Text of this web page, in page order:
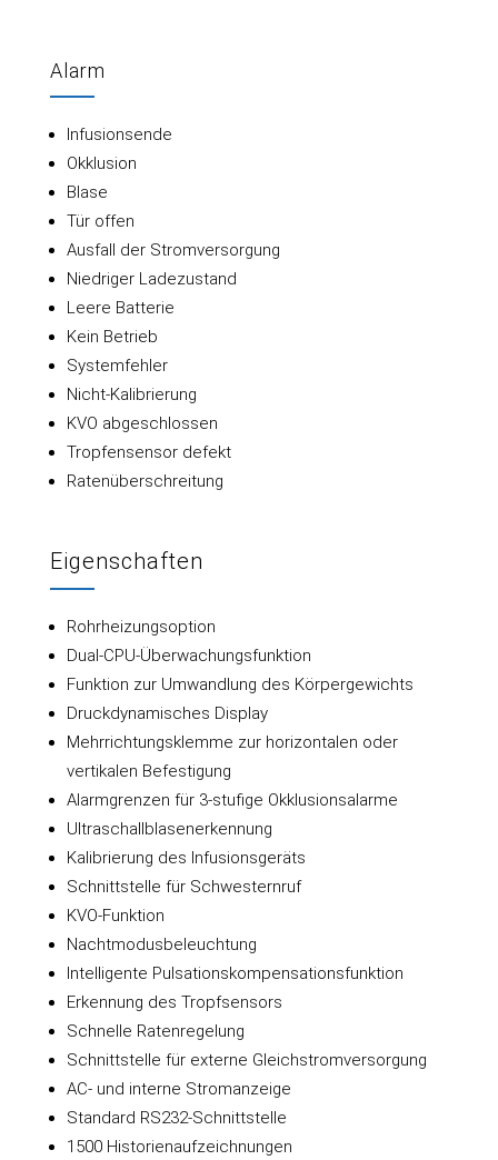
Alarm
Infusionsende
Okklusion
Blase
Tür offen
Ausfall der Stromversorgung
Niedriger Ladezustand
Leere Batterie
Kein Betrieb
Systemfehler
Nicht-Kalibrierung
KVO abgeschlossen
Tropfensensor defekt
Ratenüberschreitung
Eigenschaften
Rohrheizungsoption
Dual-CPU-Überwachungsfunktion
Funktion zur Umwandlung des Körpergewichts
Druckdynamisches Display
Mehrrichtungsklemme zur horizontalen oder
vertikalen Befestigung
Alarmgrenzen für 3-stufige Okklusionsalarme
Ultraschallblasenerkennung
Kalibrierung des Infusionsgeräts
Schnittstelle für Schwesternruf
KVO-Funktion
Nachtmodusbeleuchtung
Intelligente Pulsationskompensationsfunktion
Erkennung des Tropfsensors
Schnelle Ratenregelung
Schnittstelle für externe Gleichstromversorgung
AC- und interne Stromanzeige
Standard RS232-Schnittstelle
1500 Historienaufzeichnungen